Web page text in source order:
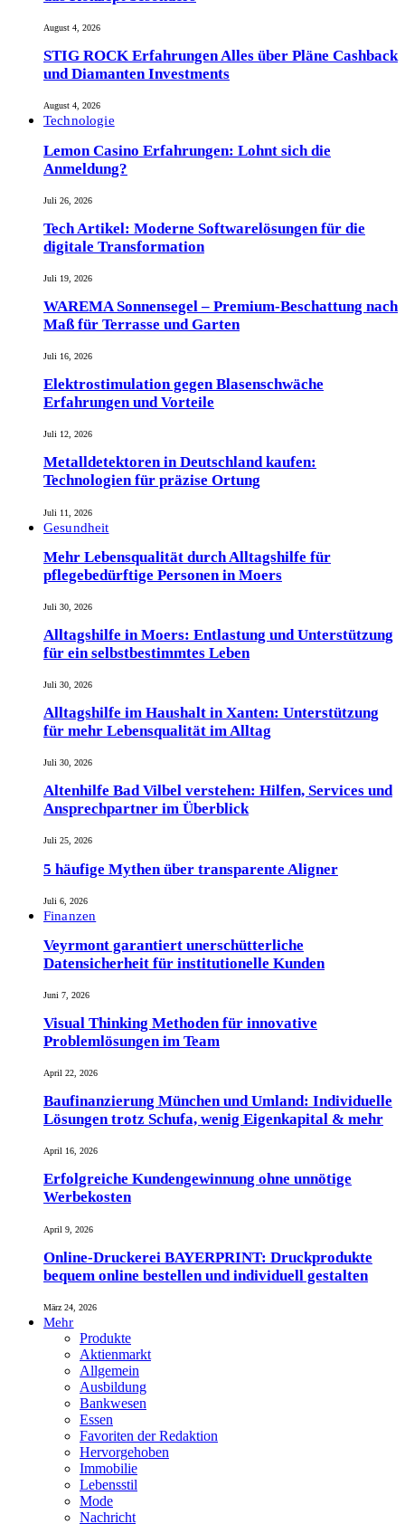
August 4, 2026
STIG ROCK Erfahrungen Alles über Pläne Cashback
und Diamanten Investments
August 4, 2026
Technologie
Lemon Casino Erfahrungen: Lohnt sich die
Anmeldung?
Juli 26, 2026
Tech Artikel: Moderne Softwarelösungen für die
digitale Transformation
Juli 19, 2026
WAREMA Sonnensegel – Premium-Beschattung nach
Maß für Terrasse und Garten
Juli 16, 2026
Elektrostimulation gegen Blasenschwäche
Erfahrungen und Vorteile
Juli 12, 2026
Metalldetektoren in Deutschland kaufen:
Technologien für präzise Ortung
Juli 11, 2026
Gesundheit
Mehr Lebensqualität durch Alltagshilfe für
pflegebedürftige Personen in Moers
Juli 30, 2026
Alltagshilfe in Moers: Entlastung und Unterstützung
für ein selbstbestimmtes Leben
Juli 30, 2026
Alltagshilfe im Haushalt in Xanten: Unterstützung
für mehr Lebensqualität im Alltag
Juli 30, 2026
Altenhilfe Bad Vilbel verstehen: Hilfen, Services und
Ansprechpartner im Überblick
Juli 25, 2026
5 häufige Mythen über transparente Aligner
Juli 6, 2026
Finanzen
Veyrmont garantiert unerschütterliche
Datensicherheit für institutionelle Kunden
Juni 7, 2026
Visual Thinking Methoden für innovative
Problemlösungen im Team
April 22, 2026
Baufinanzierung München und Umland: Individuelle
Lösungen trotz Schufa, wenig Eigenkapital & mehr
April 16, 2026
Erfolgreiche Kundengewinnung ohne unnötige
Werbekosten
April 9, 2026
Online-Druckerei BAYERPRINT: Druckprodukte
bequem online bestellen und individuell gestalten
März 24, 2026
Mehr
Produkte
Aktienmarkt
Allgemein
Ausbildung
Bankwesen
Essen
Favoriten der Redaktion
Hervorgehoben
Immobilie
Lebensstil
Mode
Nachricht